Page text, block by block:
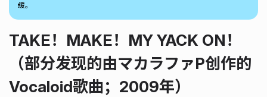
缓。
TAKE！MAKE！MY YACK ON！
（部分发现的由マカラファP创作的
Vocaloid歌曲；2009年）